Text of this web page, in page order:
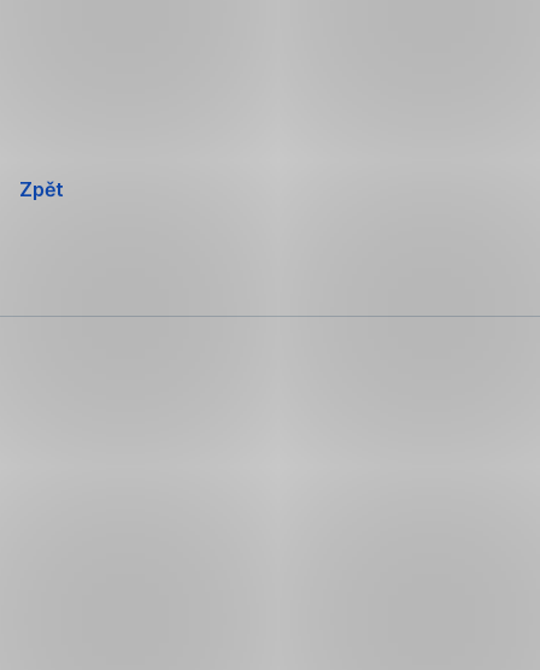
Zpět